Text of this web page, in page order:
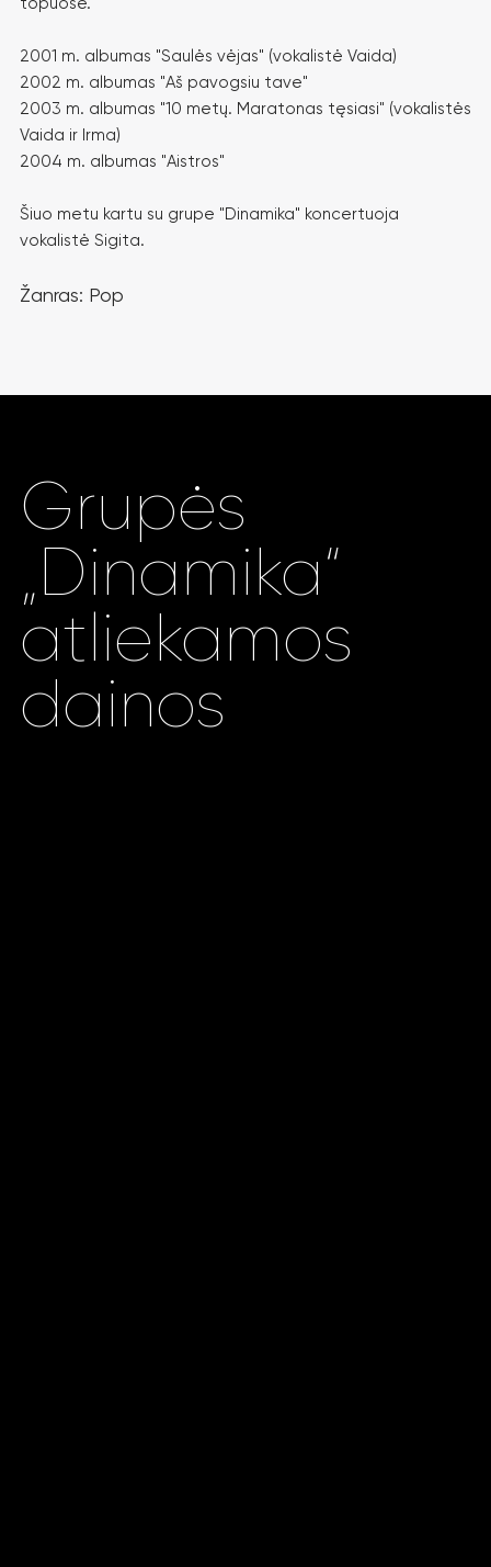
2001 m. albumas "Saulės vėjas" (vokalistė Vaida)
2002 m. albumas "Aš pavogsiu tave"
2003 m. albumas "10 metų. Maratonas tęsiasi" (vokalistės
Vaida ir Irma)
2004 m. albumas "Aistros"
Šiuo metu kartu su grupe "Dinamika" koncertuoja
vokalistė Sigita.
Žanras: Pop
Grupės
„Dinamika“​
atliekamos
dainos